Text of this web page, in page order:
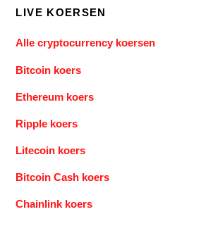
LIVE KOERSEN
Alle cryptocurrency koersen
Bitcoin koers
Ethereum koers
Ripple koers
Litecoin koers
Bitcoin Cash koers
Chainlink koers